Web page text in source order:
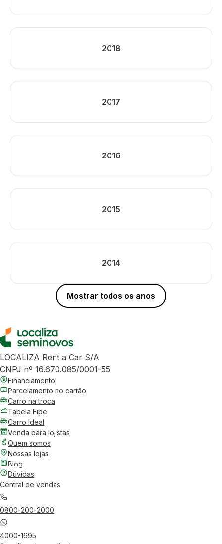
2018
2017
2016
2015
2014
Mostrar todos os anos
LOCALIZA Rent a Car S/A
CNPJ nº 16.670.085/0001-55
Financiamento
Parcelamento no cartão
Carro na troca
Tabela Fipe
Carro Ideal
Venda para lojistas
Quem somos
Nossas lojas
Blog
Dúvidas
Central de vendas
0800-200-2000
4000-1695